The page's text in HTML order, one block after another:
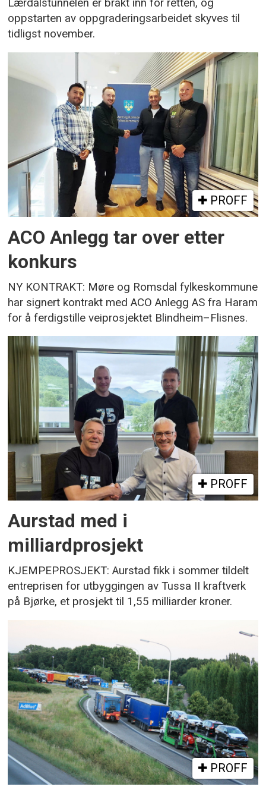
Lærdalstunnelen er brakt inn for retten, og
oppstarten av oppgraderingsarbeidet skyves til
tidligst november.
PROFF
ACO Anlegg tar over etter
konkurs
NY KONTRAKT: Møre og Romsdal fylkeskommune
har signert kontrakt med ACO Anlegg AS fra Haram
for å ferdigstille veiprosjektet Blindheim–Flisnes.
PROFF
Aurstad med i
milliardprosjekt
KJEMPEPROSJEKT: Aurstad fikk i sommer tildelt
entreprisen for utbyggingen av Tussa II kraftverk
på Bjørke, et prosjekt til 1,55 milliarder kroner.
PROFF